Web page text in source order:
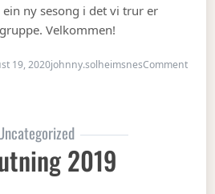
ny sesong i det vi trur er
Velkommen!
19, 2020johnny.solheimsnesCommenton
2019